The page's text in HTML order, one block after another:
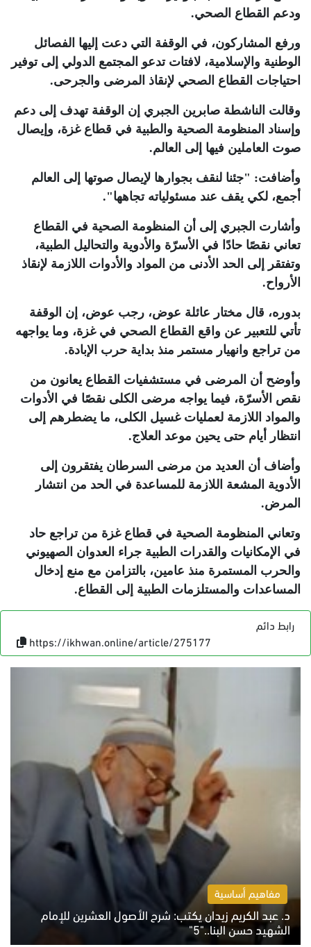
ودعم القطاع الصحي.
ورفع المشاركون، في الوقفة التي دعت إليها الفصائل
الوطنية والإسلامية، لافتات تدعو المجتمع الدولي إلى توفير
احتياجات القطاع الصحي لإنقاذ المرضى والجرحى.
وقالت الناشطة صابرين الجبري إن الوقفة تهدف إلى دعم
وإسناد المنظومة الصحية والطبية في قطاع غزة، وإيصال
صوت العاملين فيها إلى العالم.
وأضافت: "جئنا لنقف بجوارها لإيصال صوتها إلى العالم
أجمع، لكي يقف عند مسئولياته تجاهها".
وأشارت الجبري إلى أن المنظومة الصحية في القطاع
تعاني نقصًا حادًا في الأسرّة والأدوية والتحاليل الطبية،
وتفتقر إلى الحد الأدنى من المواد والأدوات اللازمة لإنقاذ
الأرواح.
بدوره، قال مختار عائلة عوض، رجب عوض، إن الوقفة
تأتي للتعبير عن واقع القطاع الصحي في غزة، وما يواجهه
من تراجع وانهيار مستمر منذ بداية حرب الإبادة.
وأوضح أن المرضى في مستشفيات القطاع يعانون من
نقص الأسرّة، فيما يواجه مرضى الكلى نقصًا في الأدوات
والمواد اللازمة لعمليات غسيل الكلى، ما يضطرهم إلى
انتظار أيام حتى يحين موعد العلاج.
وأضاف أن العديد من مرضى السرطان يفتقرون إلى
الأدوية المشعة اللازمة للمساعدة في الحد من انتشار
المرض.
وتعاني المنظومة الصحية في قطاع غزة من تراجع حاد
في الإمكانيات والقدرات الطبية جراء العدوان الصهيوني
والحرب المستمرة منذ عامين، بالتزامن مع منع إدخال
المساعدات والمستلزمات الطبية إلى القطاع.
رابط دائم
https://ikhwan.online/article/275177
مفاهيم أساسية
د. عبد الكريم زيدان يكتب: شرح الأصول العشرين للإمام
الشهيد حسن البنا.."5"